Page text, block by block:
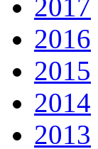
2017
2016
2015
2014
2013